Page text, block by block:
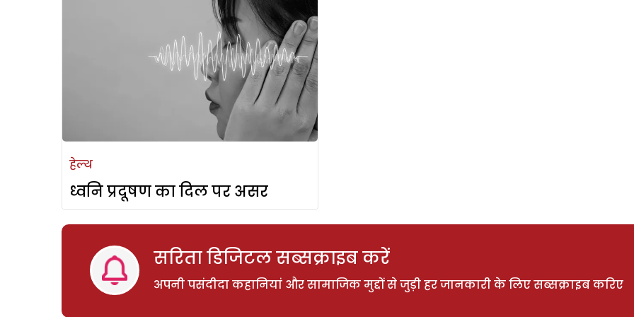
हेल्थ
ध्वनि प्रदूषण का दिल पर असर
सरिता डिजिटल सब्सक्राइब करें
अपनी पसंदीदा कहानियां और सामाजिक मुद्दों से जुड़ी हर जानकारी के लिए सब्सक्राइब करिए